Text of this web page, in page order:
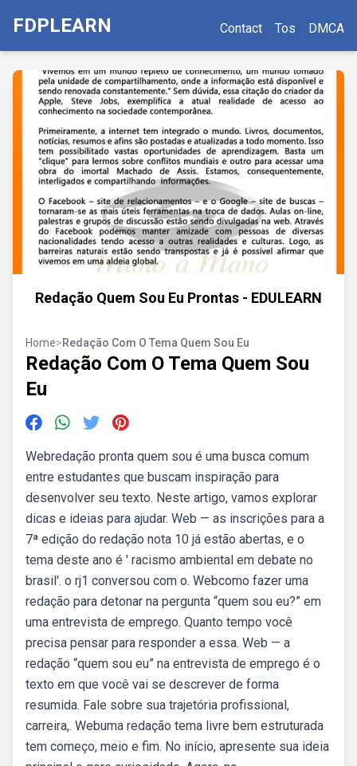
FDPLEARN Contact Tos DMCA
Redação Quem Sou Eu Prontas - EDULEARN
Home>Redação Com O Tema Quem Sou Eu
Redação Com O Tema Quem Sou
Eu
Webredação pronta quem sou é uma busca comum
entre estudantes que buscam inspiração para
desenvolver seu texto. Neste artigo, vamos explorar
dicas e ideias para ajudar. Web — as inscrições para a
7ª edição do redação nota 10 já estão abertas, e o
tema deste ano é ' racismo ambiental em debate no
brasil'. o rj1 conversou com o. Webcomo fazer uma
redação para detonar na pergunta “quem sou eu?” em
uma entrevista de emprego. Quanto tempo você
precisa pensar para responder a essa. Web — a
redação “quem sou eu” na entrevista de emprego é o
texto em que você vai se descrever de forma
resumida. Fale sobre sua trajetória profissional,
carreira,. Webuma redação tema livre bem estruturada
tem começo, meio e fim. No início, apresente sua ideia